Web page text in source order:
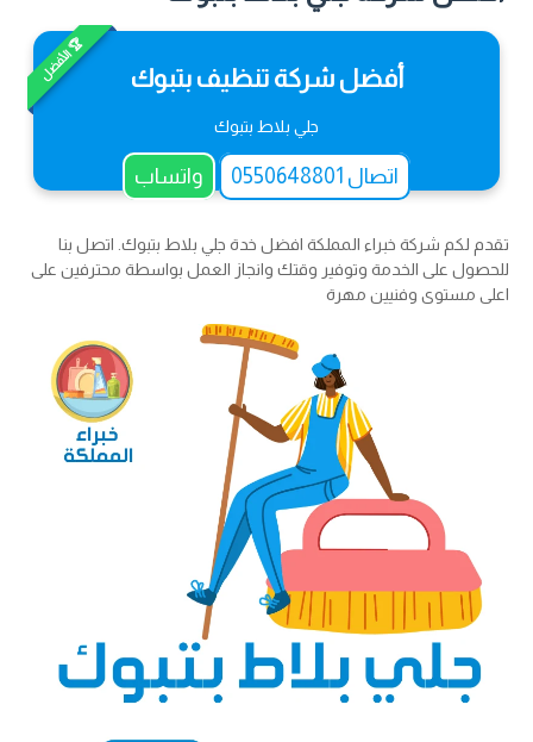
🏆 الأفضل أفضل شركة تنظيف بتبوك
جلي بلاط بتبوك
اتصال 0550648801 واتساب
تقدم لكم شركة خبراء المملكة افضل خدة جلي بلاط بتبوك. اتصل بنا
للحصول على الخدمة وتوفير وقتك وانجاز العمل بواسطة محترفين على
اعلى مستوى وفنيين مهرة